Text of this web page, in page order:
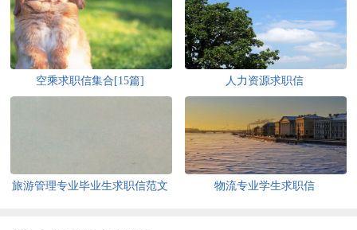
空乘求职信集合[15篇] 人力资源求职信
旅游管理专业毕业生求职信范文 物流专业学生求职信